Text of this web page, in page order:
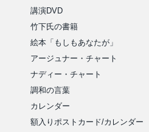
講演DVD
竹下氏の書籍
絵本「もしもあなたが」
アージュナー・チャート
ナディー・チャート
調和の言葉
カレンダー
額入りポストカード/カレンダー